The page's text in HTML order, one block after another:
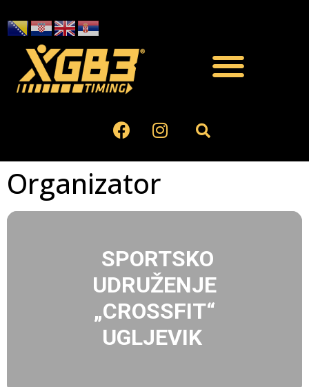
Organizator
SPORTSKO
UDRUŽENJE
„CROSSFIT“
UGLJEVIK